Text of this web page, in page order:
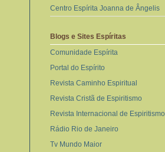
Centro Espírita Joanna de Ângelis
Blogs e Sites Espíritas
Comunidade Espírita
Portal do Espírito
Revista Caminho Espiritual
Revista Cristã de Espiritismo
Revista Internacional de Espiritismo
Rádio Rio de Janeiro
Tv Mundo Maior